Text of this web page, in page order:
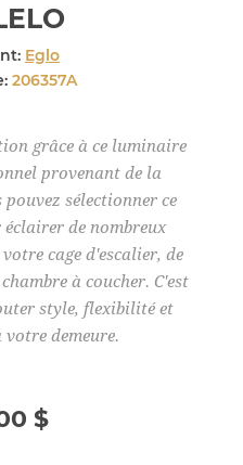
Eglo
206357A
grâce à ce luminaire
provenant de la
sélectionner ce
de nombreux
cage d'escalier, de
à coucher. C'est
style, flexibilité et
demeure.
$